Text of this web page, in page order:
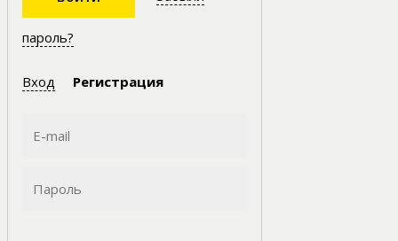
пароль?
Вход Регистрация